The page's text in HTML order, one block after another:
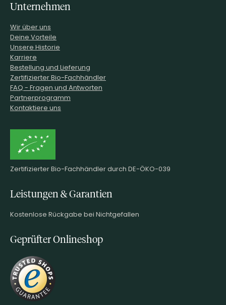
Unternehmen
Wir über uns
Deine Vorteile
Unsere Historie
Karriere
Bestellung und Lieferung
Zertifizierter Bio-Fachhändler
FAQ - Fragen und Antworten
Partnerprogramm
Kontaktiere uns
Zertifizierter Bio-Fachhändler durch DE-ÖKO-039
Leistungen & Garantien
Kostenlose Rückgabe bei Nichtgefallen
Geprüfter Onlineshop